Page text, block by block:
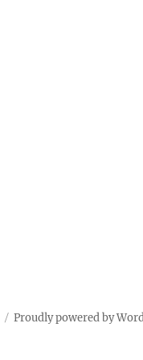
Proudly powered by